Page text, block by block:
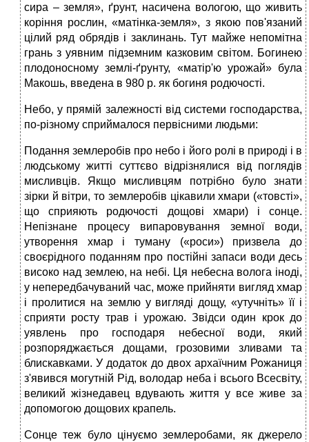
сира – земля», ґрунт, насичена вологою, що живить
коріння рослин, «матінка-земля», з якою пов'язаний
цілий ряд обрядів і заклинань. Тут майже непомітна
грань з уявним підземним казковим світом. Богинею
плодоносному землі-ґрунту, «матір'ю урожай» була
Макошь, введена в 980 р. як богиня родючості.
Небо, у прямій залежності від системи господарства,
по-різному сприймалося первісними людьми:
Подання землеробів про небо і його ролі в природі і в
людському житті суттєво відрізнялися від поглядів
мисливців. Якщо мисливцям потрібно було знати
зірки й вітри, то землеробів цікавили хмари («товсті»,
що сприяють родючості дощові хмари) і сонце.
Непізнане процесу випаровування земної води,
утворення хмар і туману («роси») призвела до
своєрідного поданням про постійні запаси води десь
високо над землею, на небі. Ця небесна волога іноді,
у непередбачуваний час, може прийняти вигляд хмар
і пролитися на землю у вигляді дощу, «утучніть» її і
сприяти росту трав і урожаю. Звідси один крок до
уявлень про господаря небесної води, який
розпоряджається дощами, грозовими зливами та
блискавками. У додаток до двох архаїчним Рожаниця
з'явився могутній Рід, володар неба і всього Всесвіту,
великий жізнедавец вдувають життя у все живе за
допомогою дощових крапель.
Сонце теж було цінуємо землеробами, як джерело